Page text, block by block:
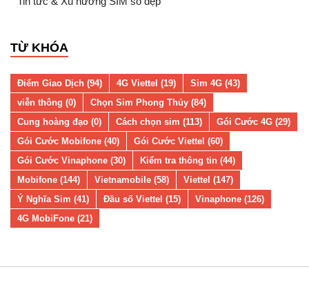
TỪ KHÓA
Điểm Giao Dịch (94) 4G Viettel (19)
Sim 4G (43)
viễn thông (0)
Chọn Sim Phong Thủy (84)
Cung hoàng đạo (0)
Cách chọn sim (113)
Gói Cước 4G (29)
Gói Cước Mobifone (40)
Gói Cước Viettel (60)
Gói Cước Vinaphone (30)
Kiểm tra thông tin (44)
Mobifone (144)
Vietnamobile (58)
Viettel (147)
Ý Nghĩa Sim (41)
Đầu số Viettel (15)
Vinaphone (126)
4G MobiFone (21)